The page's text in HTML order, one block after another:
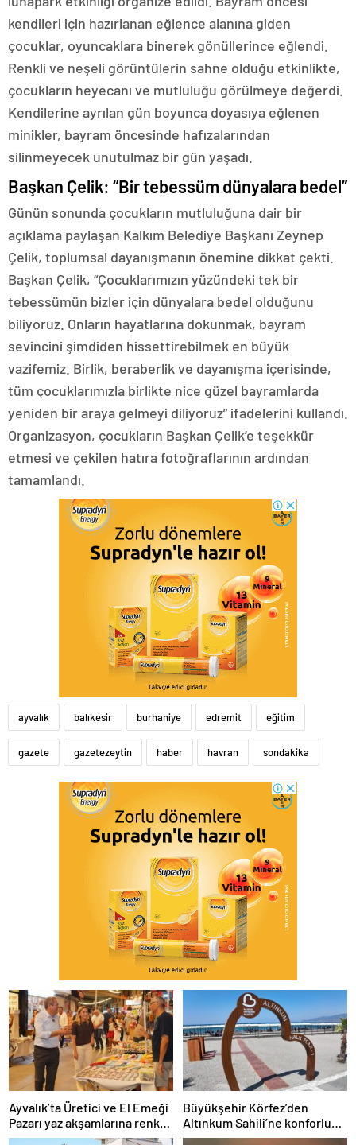
kendileri için hazırlanan eğlence alanına giden
çocuklar, oyuncaklara binerek gönüllerince eğlendi.
Renkli ve neşeli görüntülerin sahne olduğu etkinlikte,
çocukların heyecanı ve mutluluğu görülmeye değerdi.
Kendilerine ayrılan gün boyunca doyasıya eğlenen
minikler, bayram öncesinde hafızalarından
silinmeyecek unutulmaz bir gün yaşadı.
Başkan Çelik: “Bir tebessüm dünyalara bedel”
Günün sonunda çocukların mutluluğuna dair bir
açıklama paylaşan Kalkım Belediye Başkanı Zeynep
Çelik, toplumsal dayanışmanın önemine dikkat çekti.
Başkan Çelik, “Çocuklarımızın yüzündeki tek bir
tebessümün bizler için dünyalara bedel olduğunu
biliyoruz. Onların hayatlarına dokunmak, bayram
sevincini şimdiden hissettirebilmek en büyük
vazifemiz. Birlik, beraberlik ve dayanışma içerisinde,
tüm çocuklarımızla birlikte nice güzel bayramlarda
yeniden bir araya gelmeyi diliyoruz” ifadelerini kullandı.
Organizasyon, çocukların Başkan Çelik’e teşekkür
etmesi ve çekilen hatıra fotoğraflarının ardından
tamamlandı.
ayvalık balıkesir burhaniye edremit eğitim
gazete gazetezeytin haber havran sondakika
Ayvalık’ta Üretici ve El Emeği
Pazarı yaz akşamlarına renk
katıyor
Büyükşehir Körfez’den
Altınkum Sahili’ne konforlu
dokunuş: